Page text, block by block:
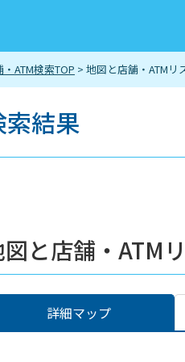
・ATM検索TOP > 地図と店舗・ATMリ
索結果
と店舗・ATM
詳細マップ